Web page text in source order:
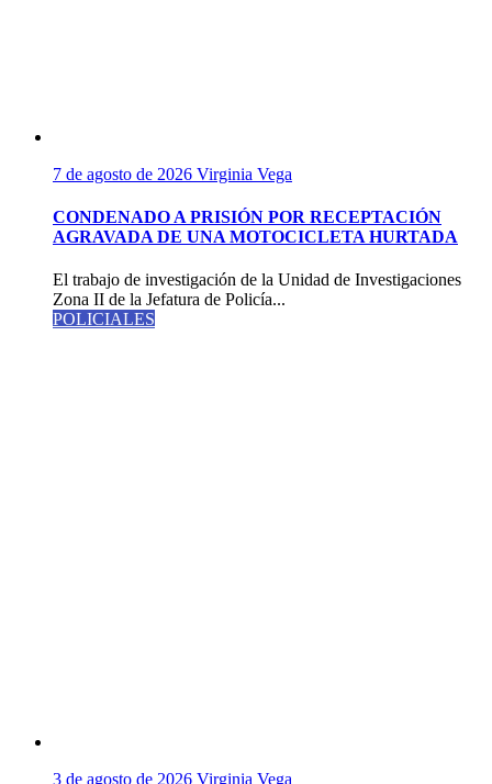
7 de agosto de 2026 Virginia Vega
CONDENADO A PRISIÓN POR RECEPTACIÓN
AGRAVADA DE UNA MOTOCICLETA HURTADA
El trabajo de investigación de la Unidad de Investigaciones
Zona II de la Jefatura de Policía...
POLICIALES
3 de agosto de 2026 Virginia Vega